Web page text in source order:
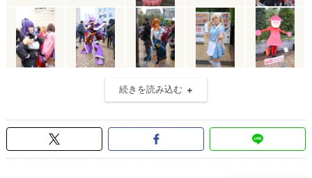
続きを読み込む